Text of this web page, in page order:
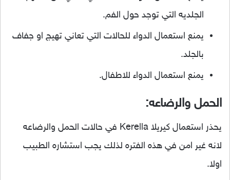
الجلديه التي توجد حول الفم.
يمنع استعمال الدواء للحالات التي تعاني تهيج او جفاف
بالجلد.
يمنع استعمال الدواء للاطفال.
الحمل والرضاعه:
يحذر استعمال كيريلا Kerella في حالات الحمل والرضاعه
لانه غير امن في هذه الفتره لذلك يجب استشاره الطبيب
اولا.